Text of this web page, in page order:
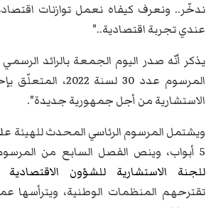
ندخّر.. ونعرف كيفاه نعمل توازنات
عندي تجربة اقتصادية.."
يذكر أنّه صدر اليوم الجمعة بالرائد
المرسوم عدد 30 لسنة
الاستشارية من أجل جمهورية جديدة".
5 أبواب، وينص الفصل السابع من المرسوم، الممثلين المكونين
للجنة الاستشارية للشؤون الاقتصادية
تقترحهم المنظمات الوطنية، ويترأسها